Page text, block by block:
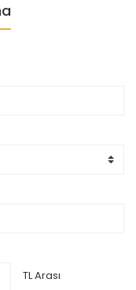
TL Arası